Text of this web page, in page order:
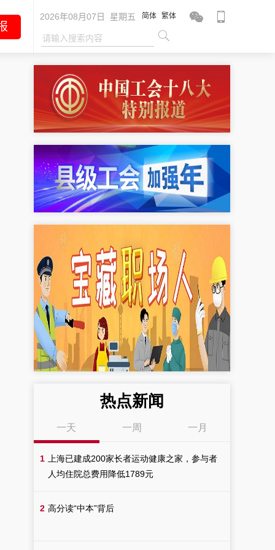
2026年08月07日 星期五 简体 繁体